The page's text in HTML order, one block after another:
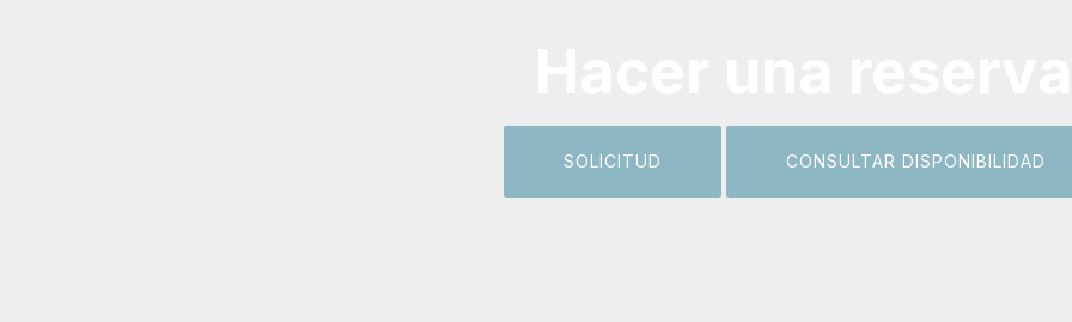
SOLICITUD CONSULTAR DISPONIBILIDAD